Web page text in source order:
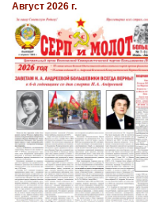
Август 2026 г.